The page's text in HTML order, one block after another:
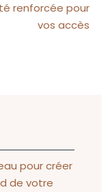
renforcée pour
vos accès
pour créer
de votre